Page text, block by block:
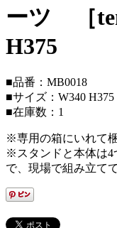
ーツ ［
H375
■品番：MB0018
■サイズ：W340 H375
■在庫数：1
※専用の箱にいれて
※スタンドと本体は4
で、現場で組み立て